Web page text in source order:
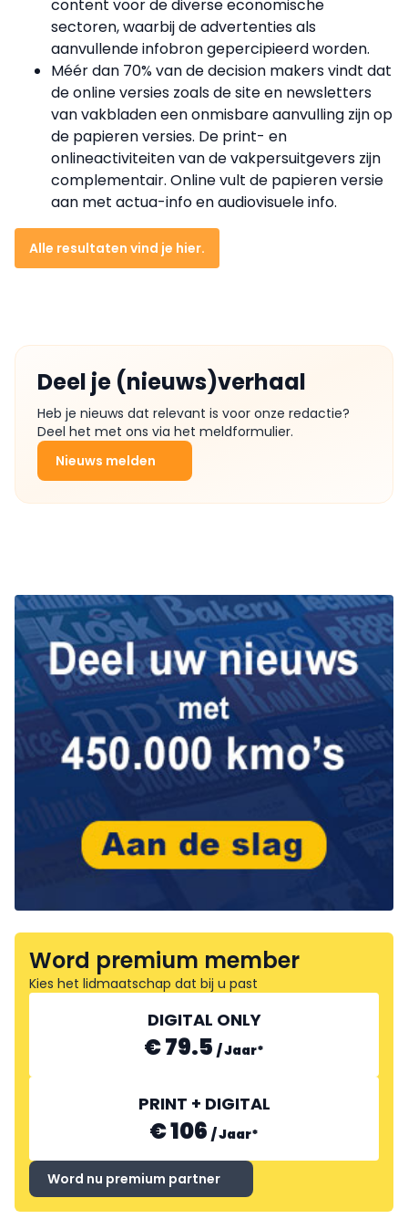
content voor de diverse economische
sectoren, waarbij de advertenties als
aanvullende infobron gepercipieerd worden.
Méér dan 70% van de decision makers vindt dat
de online versies zoals de site en newsletters
van vakbladen een onmisbare aanvulling zijn op
de papieren versies. De print- en
onlineactiviteiten van de vakpersuitgevers zijn
complementair. Online vult de papieren versie
aan met actua-info en audiovisuele info.
Alle resultaten vind je hier.
Deel je (nieuws)verhaal
Heb je nieuws dat relevant is voor onze redactie?
Deel het met ons via het meldformulier.
Nieuws melden
Word premium member
Kies het lidmaatschap dat bij u past
DIGITAL ONLY
€ 79.5 /Jaar*
PRINT + DIGITAL
€ 106 /Jaar*
Word nu premium partner